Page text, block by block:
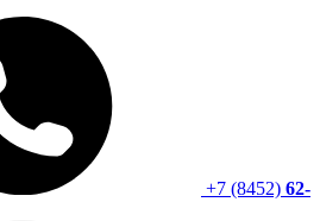
+7 (8452) 62-